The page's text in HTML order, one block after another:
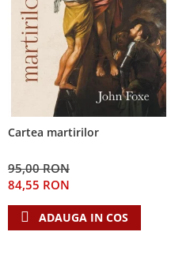
Cartea martirilor
95,00 RON
84,55 RON
ADAUGA IN COS